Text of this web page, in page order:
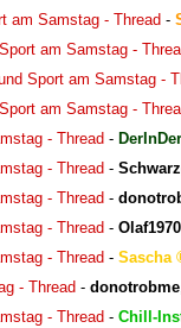
am Samstag - Thread -
am Samstag -
Sport am Samstag -
am Samstag -
- Thread -
- Thread -
- Thread -
- Thread - Olaf1970
- Thread - Sascha
- Thread - donotrobme
- Thread - Chill-